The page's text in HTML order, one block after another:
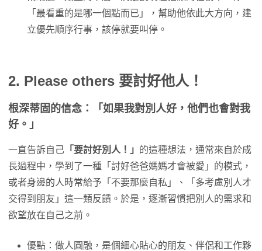
「最看重的是哪一個點而已」，幫助他依此大方向，建
立優先順序行事，該停就要叫停。
2. Please others 要討好他人！
根深蒂固的信念：「如果我對別人好，他們也會對我
好。」
一直告訴自己 「要討好別人！」 的這種想法，通常來自於成
長過程中，學到了一種「討好爸爸媽媽才會被愛」的模式，
或者身邊的人時常給予「不要那麼自私」、「多考慮別人才
交得到朋友」這一類反饋。於是，逐漸習慣把別人的需求和
欲望放在自己之前。
優點：做人圓融，是個細心貼心的朋友、伴侶和工作夥